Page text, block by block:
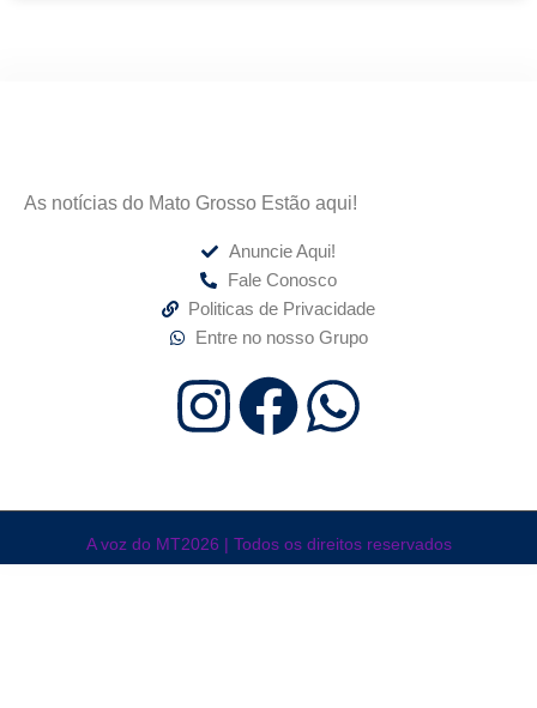
As notícias do Mato Grosso Estão aqui!
Anuncie Aqui!
Fale Conosco
Politicas de Privacidade
Entre no nosso Grupo
A voz do MT2026 | Todos os direitos reservados